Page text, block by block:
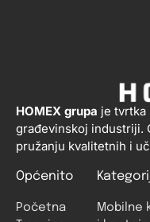
HOMEX grupa je tvrtka
građevinskoj industriji.
pružanju kvalitetnih i
Općenito
Početna
Mobilne